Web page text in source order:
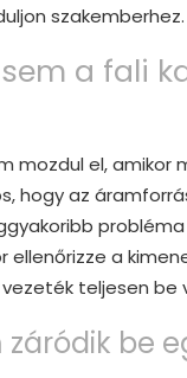
szakemberhez.
a fali
mozdul el, amikor
hogy az
ellenőrizze a
teljesen be
be